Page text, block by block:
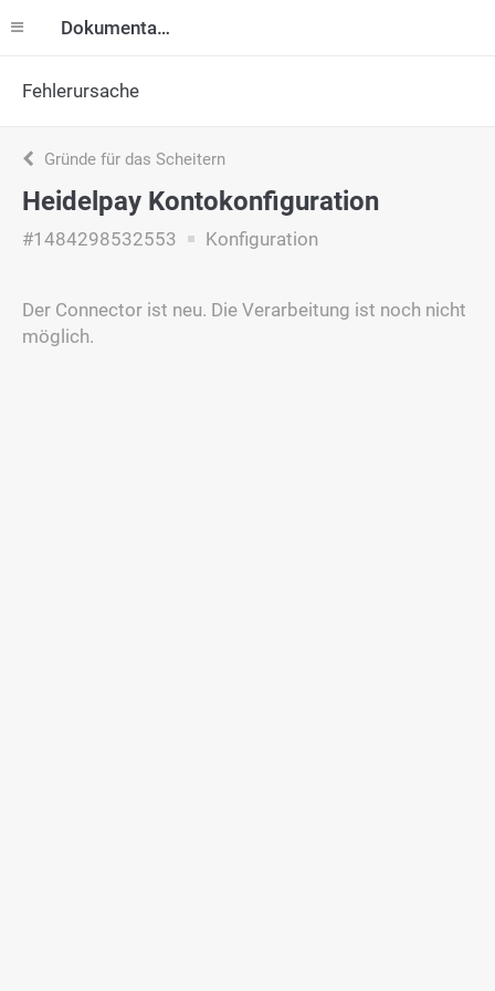
Dokumentation
Fehlerursache
Gründe für das Scheitern
Heidelpay Kontokonfiguration
#1484298532553 Konfiguration
Der Connector ist neu. Die Verarbeitung ist noch nicht
möglich.